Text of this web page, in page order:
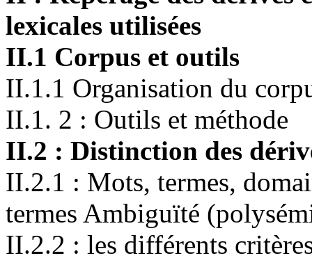
lexicales utilisées
II.1 Corpus et outils
II.1.1 Organisation du
II.1. 2 : Outils et méthode
II.2 : Distinction des
II.2.1 : Mots, termes,
termes Ambiguïté
II.2.2 : les différents